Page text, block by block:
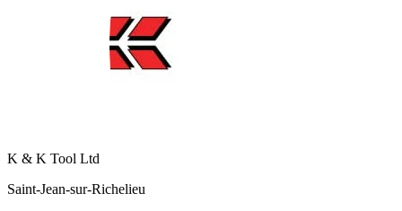
K & K Tool Ltd
Saint-Jean-sur-Richelieu